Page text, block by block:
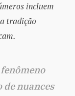
incluem
tradição
de nuances